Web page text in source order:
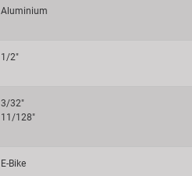
Aluminium
1/2"
3/32"
11/128"
E-Bike